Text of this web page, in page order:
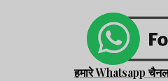
हमारे Whatsapp